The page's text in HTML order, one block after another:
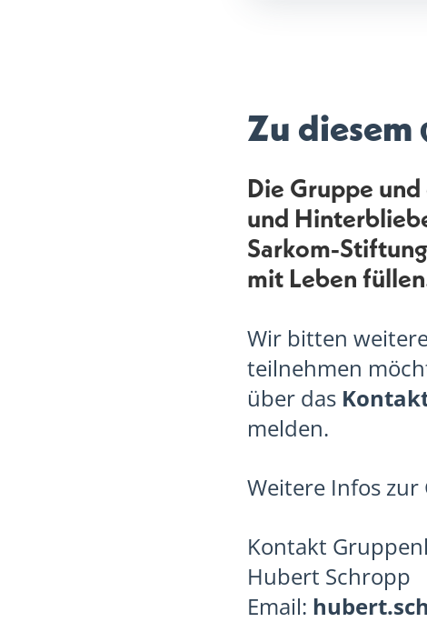
Zu diesem
Die Gruppe
und
Sarkom-
mit Leben
Wir bitten
teilnehmen
über das
melden.
Weitere Infos zur
Kontakt
Hubert Schropp
Email: